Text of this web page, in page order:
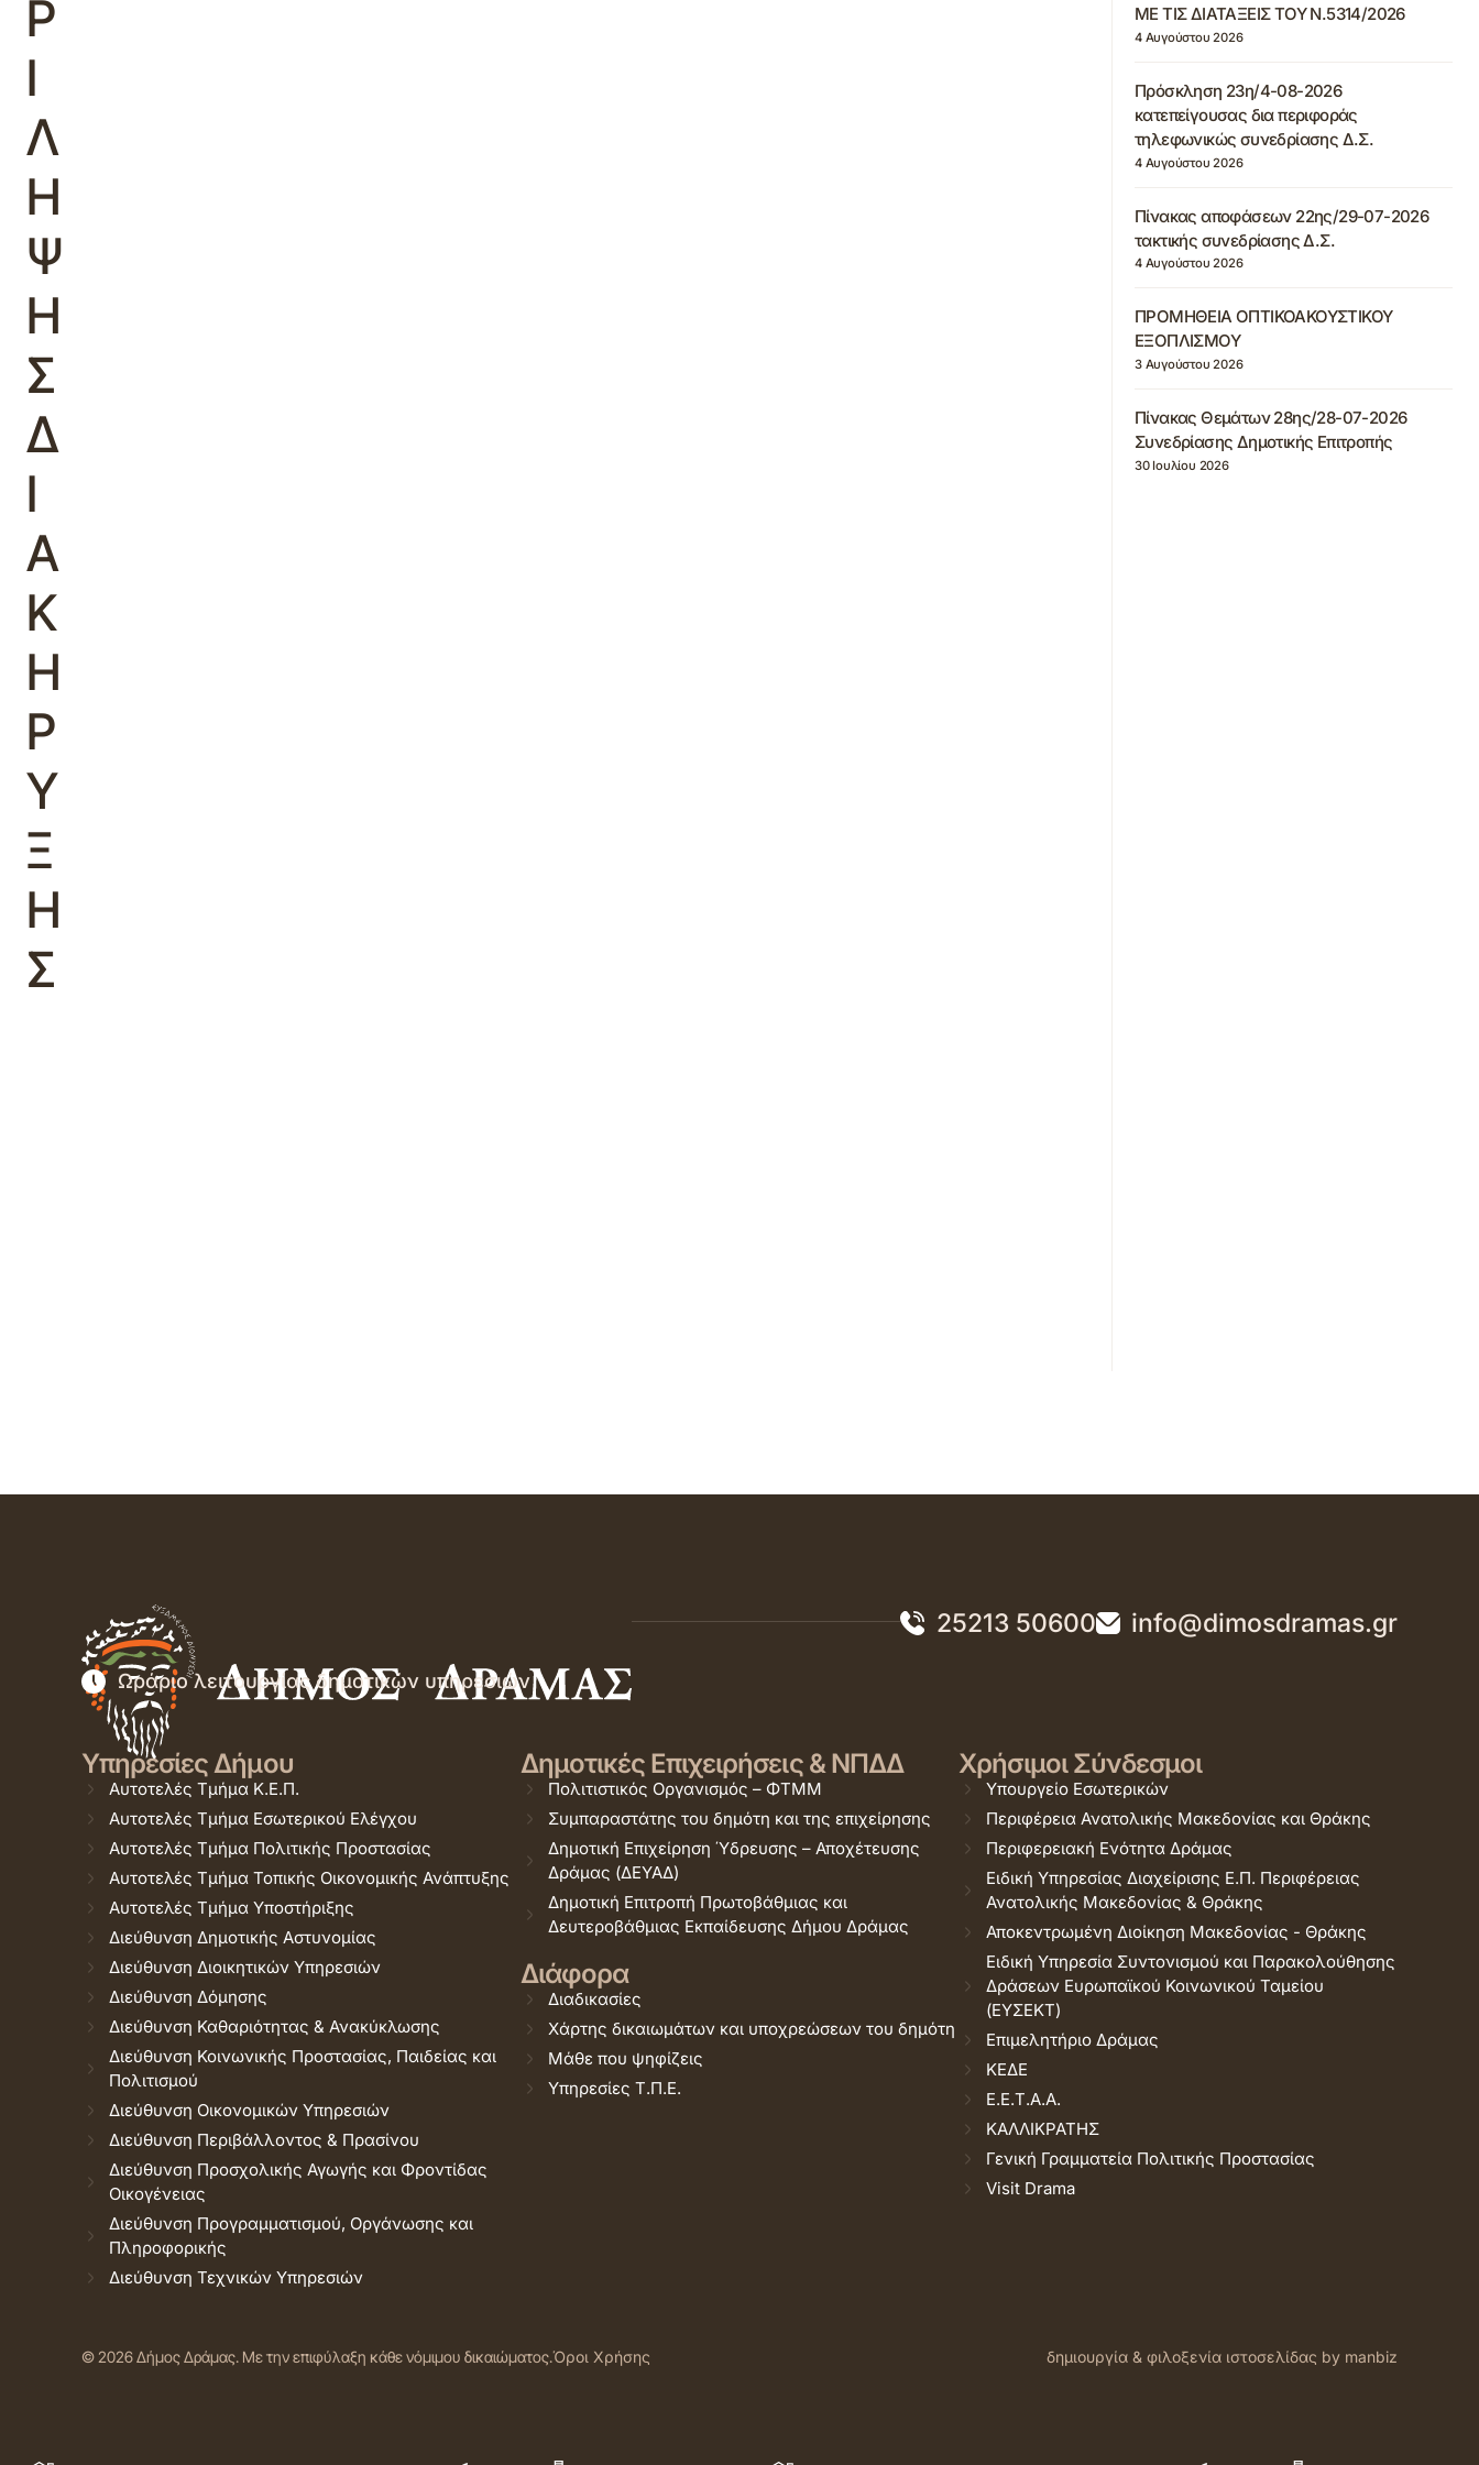
Ρ
Ι
Λ
Η
Ψ
Η
Σ
Δ
Ι
Α
Κ
Η
Ρ
Υ
Ξ
Η
Σ
ΜΕ ΤΙΣ ΔΙΑΤΑΞΕΙΣ ΤΟΥ Ν.5314/2026
4 Αυγούστου 2026
Πρόσκληση 23η/4-08-2026
κατεπείγουσας δια περιφοράς
τηλεφωνικώς συνεδρίασης Δ.Σ.
4 Αυγούστου 2026
Πίνακας αποφάσεων 22ης/29-07-2026
τακτικής συνεδρίασης Δ.Σ.
4 Αυγούστου 2026
ΠΡΟΜΗΘΕΙΑ ΟΠΤΙΚΟΑΚΟΥΣΤΙΚΟΥ
ΕΞΟΠΛΙΣΜΟΥ
3 Αυγούστου 2026
Πίνακας Θεμάτων 28ης/28-07-2026
Συνεδρίασης Δημοτικής Επιτροπής
30 Ιουλίου 2026
25213 50600 info@dimosdramas.gr
Ωράριο λειτουργίας δημοτικών υπηρεσιών
Υπηρεσίες Δήμου
Αυτοτελές Τμήμα Κ.Ε.Π.
Αυτοτελές Τμήμα Εσωτερικού Ελέγχου
Αυτοτελές Τμήμα Πολιτικής Προστασίας
Αυτοτελές Τμήμα Τοπικής Οικονομικής Ανάπτυξης
Αυτοτελές Τμήμα Υποστήριξης
Διεύθυνση Δημοτικής Αστυνομίας
Διεύθυνση Διοικητικών Υπηρεσιών
Διεύθυνση Δόμησης
Διεύθυνση Καθαριότητας & Ανακύκλωσης
Διεύθυνση Κοινωνικής Προστασίας, Παιδείας και
Πολιτισμού
Διεύθυνση Οικονομικών Υπηρεσιών
Διεύθυνση Περιβάλλοντος & Πρασίνου
Διεύθυνση Προσχολικής Αγωγής και Φροντίδας
Οικογένειας
Διεύθυνση Προγραμματισμού, Οργάνωσης και
Πληροφορικής
Διεύθυνση Τεχνικών Υπηρεσιών
Δημοτικές Επιχειρήσεις & ΝΠΔΔ
Πολιτιστικός Οργανισμός – ΦΤΜΜ
Συμπαραστάτης του δημότη και της επιχείρησης
Δημοτική Επιχείρηση Ύδρευσης – Αποχέτευσης
Δράμας (ΔΕΥΑΔ)
Δημοτική Επιτροπή Πρωτοβάθμιας και
Δευτεροβάθμιας Εκπαίδευσης Δήμου Δράμας
Διάφορα
Διαδικασίες
Χάρτης δικαιωμάτων και υποχρεώσεων του δημότη
Μάθε που ψηφίζεις
Υπηρεσίες Τ.Π.Ε.
Χρήσιμοι Σύνδεσμοι
Υπουργείο Εσωτερικών
Περιφέρεια Ανατολικής Μακεδονίας και Θράκης
Περιφερειακή Ενότητα Δράμας
Ειδική Υπηρεσίας Διαχείρισης Ε.Π. Περιφέρειας
Ανατολικής Μακεδονίας & Θράκης
Αποκεντρωμένη Διοίκηση Μακεδονίας - Θράκης
Ειδική Υπηρεσία Συντονισμού και Παρακολούθησης
Δράσεων Ευρωπαϊκού Κοινωνικού Ταμείου
(ΕΥΣΕΚΤ)
Επιμελητήριο Δράμας
ΚΕΔΕ
Ε.Ε.Τ.Α.Α.
ΚΑΛΛΙΚΡΑΤΗΣ
Γενική Γραμματεία Πολιτικής Προστασίας
Visit Drama
© 2026 Δήμος Δράμας. Με την επιφύλαξη κάθε νόμιμου δικαιώματος.Όροι Χρήσης δημιουργία & φιλοξενία ιστοσελίδας by manbiz